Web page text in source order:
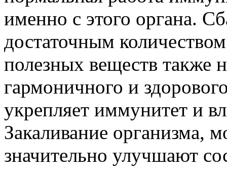
именно с этого органа.
достаточным
полезных веществ также
гармоничного и
укрепляет иммунитет и
Закаливание организма,
значительно улучшают